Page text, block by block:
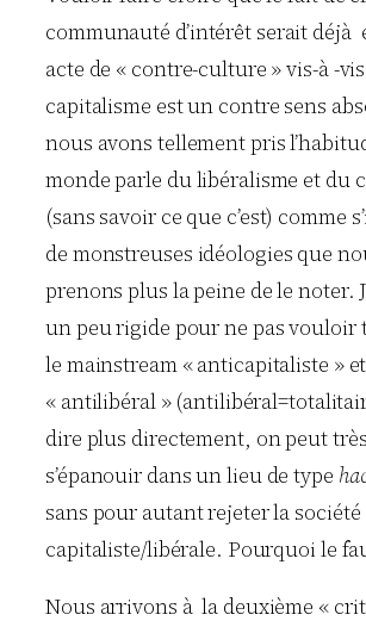
communauté d’intérêt serait déjà
acte de « contre-culture » vis-à -
capitalisme est un contre sens
nous avons tellement pris
monde parle du libéralisme et du
(sans savoir ce que c’est) comme
de monstreuses idéologies que
prenons plus la peine de le noter.
un peu rigide pour ne pas vouloir
le mainstream « anticapitaliste » et
« antilibéral »
dire plus directement, on peut
s’épanouir dans un lieu de type
sans pour autant rejeter la société
capitaliste/libérale. Pourquoi le
Nous arrivons à la deuxième «